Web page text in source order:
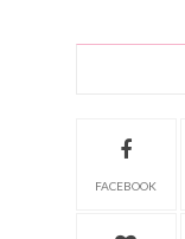
FACEBOOK